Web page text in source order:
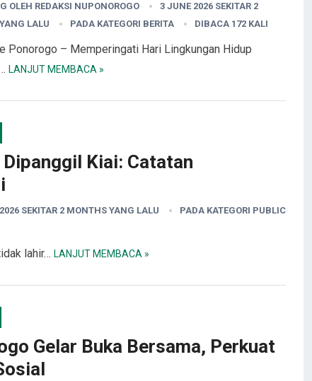
OLEH REDAKSI NUPONOROGO
3 JUNE 2026 SEKITAR 2
LALU
PADA KATEGORI BERITA DIBACA 172 KALI
Ponorogo – Memperingati Hari Lingkungan Hidup
LANJUT MEMBACA »
Kiai: Catatan
SEKITAR 2 MONTHS YANG LALU PADA KATEGORI PUBLIC
lahir… LANJUT MEMBACA »
Gelar Buka Bersama, Perkuat